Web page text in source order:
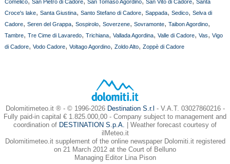
Comelico
San Pietro di Cadore San Tomaso Agordino San Vito di Cadore
Santa
Croce's lake, Santa Giustina, Santo Stefano di Cadore, Sappada, Sedico, Selva di
Cadore, Seren del Grappa, Sospirolo, Soverzene, Sovramonte, Taibon Agordino,
Tambre, Tre Cime di Lavaredo, Trichiana, Vallada Agordina, Valle di Cadore, Vas, Vigo
di Cadore, Vodo Cadore, Voltago Agordino, Zoldo Alto, Zoppè di Cadore
Dolomitimeteo.it ® - © 1996-2026 Destination S.r.l - V.A.T. 03027860216 -
Fully paid-in capital € 1.825.000,00 - Company subject to management and
coordination of DESTINATION S.p.A. | Weather forecast courtesy of
ilMeteo.it
Dolomitimeteo.it supplement of the online newspaper Dolomiti.it registered
on 21 March 2012 at the Court of Belluno
Managing Editor Lina Pison